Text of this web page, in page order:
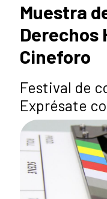
Muestra
Derechos
Cineforo
Festival de
Exprésate